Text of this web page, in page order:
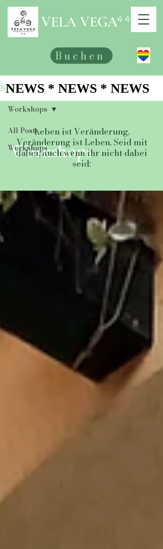
VELA VEGA**
Buchen
News
All Posts
Workshops
Workshops
Workshops
Leben ist Veränderung,
Veränderung ist Leben. Seid mit
dabei, auch wenn ihr nicht dabei
seid:
NEWS * NEWS * NEWS
NEWS * NEWS * NEWS